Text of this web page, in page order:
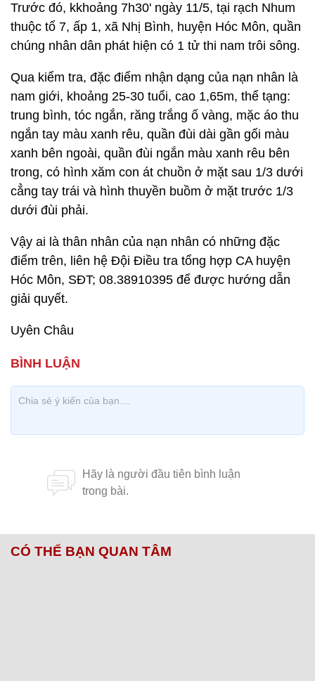
Trước đó, kkhoảng 7h30' ngày 11/5, tại rạch Nhum
thuộc tổ 7, ấp 1, xã Nhị Bình, huyện Hóc Môn, quần
chúng nhân dân phát hiện có 1 tử thi nam trôi sông.
Qua kiểm tra, đặc điểm nhận dạng của nạn nhân là
nam giới, khoảng 25-30 tuổi, cao 1,65m, thể tạng:
trung bình, tóc ngắn, răng trắng ố vàng, mặc áo thu
ngắn tay màu xanh rêu, quần đùi dài gần gối màu
xanh bên ngoài, quần đùi ngắn màu xanh rêu bên
trong, có hình xăm con át chuồn ở mặt sau 1/3 dưới
cẳng tay trái và hình thuyền buồm ở mặt trước 1/3
dưới đùi phải.
Vậy ai là thân nhân của nạn nhân có những đặc
điểm trên, liên hệ Đội Điều tra tổng hợp CA huyện
Hóc Môn, SĐT; 08.38910395 để được hướng dẫn
giải quyết.
Uyên Châu
CÓ THỂ BẠN QUAN TÂM